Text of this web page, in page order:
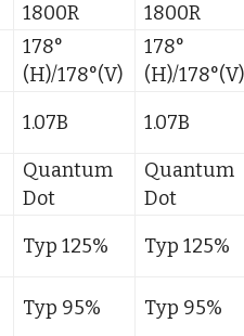
1800R
1800R
178°
(H)/178°(V)
178°
(H)/178°(V)
1.07B
1.07B
Quantum
Dot
Quantum
Dot
Typ 125%
Typ 125%
Typ 95%
Typ 95%